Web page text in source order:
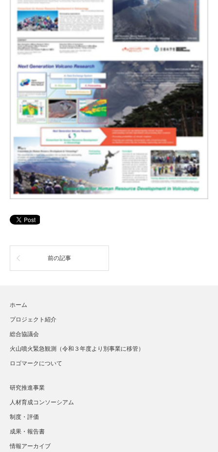
前の記事
ホーム
プロジェクト紹介
総合協議会
火山噴火緊急観測（令和３年度より別事業に移管）
ロゴマークについて
研究推進事業
人材育成コンソーシアム
制度・評価
成果・報告書
情報アーカイブ